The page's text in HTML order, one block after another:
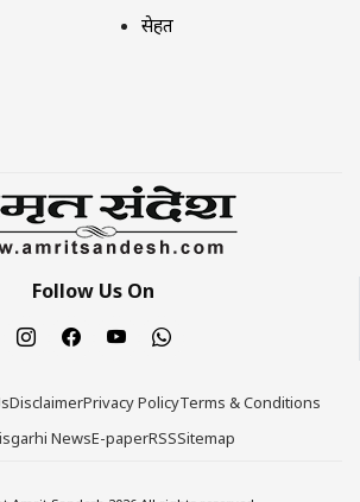
सेहत
Follow Us On
DisclaimerPrivacy PolicyTerms & Conditions
NewsE-paperRSSSitemap